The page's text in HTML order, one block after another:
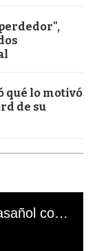
qué lo motivó
de su
El mal momento de Yanina Gasañol con un hincha argentino en "Subrayado"